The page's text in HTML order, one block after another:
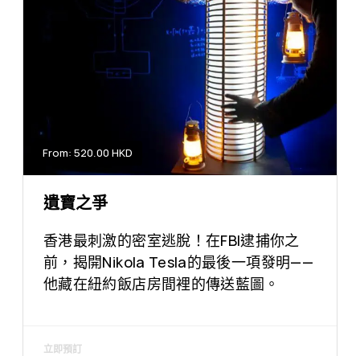
From: 520.00 HKD
遺寶之爭
香港最刺激的密室逃脫！在FBI逮捕你之
前，揭開Nikola Tesla的最後一項發明——
他藏在紐約飯店房間裡的傳送藍圖。
立即預訂